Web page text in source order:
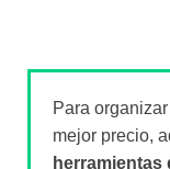
Para
mejor precio,
herramientas